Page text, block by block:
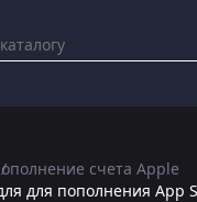
счета Apple
для пополнения App